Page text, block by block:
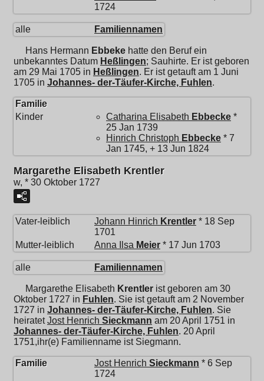
1724
alle Familiennamen
Hans Hermann Ebbeke hatte den Beruf ein
unbekanntes Datum Heßlingen; Sauhirte. Er ist geboren
am 29 Mai 1705 in Heßlingen. Er ist getauft am 1 Juni
1705 in Johannes- der-Täufer-Kirche, Fuhlen.
Familie
Kinder
Catharina Elisabeth Ebbecke *
25 Jan 1739
Hinrich Christoph Ebbecke * 7
Jan 1745, + 13 Jun 1824
Margarethe Elisabeth Krentler
w, * 30 Oktober 1727
Vater-leiblich Johann Hinrich Krentler * 18 Sep
1701
Mutter-leiblich
Anna Ilsa Meier * 17 Jun 1703
alle Familiennamen
Margarethe Elisabeth Krentler ist geboren am 30
Oktober 1727 in Fuhlen. Sie ist getauft am 2 November
1727 in Johannes- der-Täufer-Kirche, Fuhlen. Sie
heiratetJost Henrich Sieckmann am 20 April 1751 in
Johannes- der-Täufer-Kirche, Fuhlen. 20 April
1751,ihr(e) Familienname ist Siegmann.
Familie Jost Henrich Sieckmann * 6 Sep
1724